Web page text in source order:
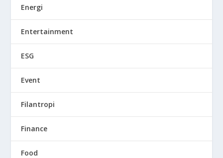
Energi
Entertainment
ESG
Event
Filantropi
Finance
Food